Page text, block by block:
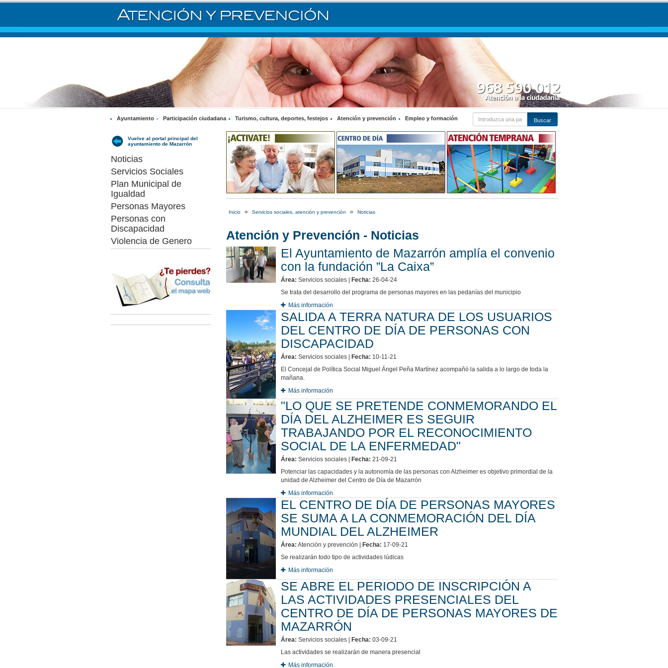
Ayuntamiento Participación ciudadana Turismo, cultura, deportes, festejos Atención y prevención Empleo y formación
Vuelve al portal principal del
ayuntamiento de Mazarrón
Noticias
Servicios Sociales
Plan Municipal de
Igualdad
Personas Mayores
Personas con
Discapacidad
Violencia de Genero
Inicio » Servicios sociales, atención y prevención » Noticias
Atención y Prevención - Noticias
El Ayuntamiento de Mazarrón amplía el convenio
con la fundación ”La Caixa”
Área: Servicios sociales | Fecha: 26-04-24
Se trata del desarrollo del programa de personas mayores en las pedanías del municipio
Más información
SALIDA A TERRA NATURA DE LOS USUARIOS
DEL CENTRO DE DÍA DE PERSONAS CON
DISCAPACIDAD
Área: Servicios sociales | Fecha: 10-11-21
El Concejal de Política Social Miguel Ángel Peña Martínez acompañó la salida a lo largo de toda la
mañana.
Más información
"LO QUE SE PRETENDE CONMEMORANDO EL
DÍA DEL ALZHEIMER ES SEGUIR
TRABAJANDO POR EL RECONOCIMIENTO
SOCIAL DE LA ENFERMEDAD"
Área: Servicios sociales | Fecha: 21-09-21
Potenciar las capacidades y la autonomía de las personas con Alzheimer es objetivo primordial de la
unidad de Alzheimer del Centro de Día de Mazarrón
Más información
EL CENTRO DE DÍA DE PERSONAS MAYORES
SE SUMA A LA CONMEMORACIÓN DEL DÍA
MUNDIAL DEL ALZHEIMER
Área: Atención y prevención | Fecha: 17-09-21
Se realizarán todo tipo de actividades lúdicas
Más información
SE ABRE EL PERIODO DE INSCRIPCIÓN A
LAS ACTIVIDADES PRESENCIALES DEL
CENTRO DE DÍA DE PERSONAS MAYORES DE
MAZARRÓN
Área: Servicios sociales | Fecha: 03-09-21
Las actividades se realizarán de manera presencial
Más información